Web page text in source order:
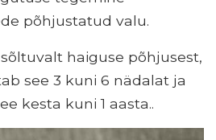
põhjustatud valu.
haiguse põhjusest,
see 3 kuni 6 nädalat ja
kesta kuni 1 aasta..